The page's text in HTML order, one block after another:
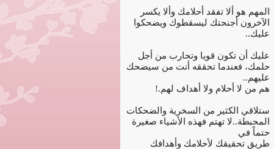
المهم هو ألا تفقد أحلامك وألا يكسر
الآخرون أجنحتك ليسقطوك ويضحكوا
عليك..
عليك أن تكون قويا وتحارب من أجل
حلمك، فعندما تحققه أنت من سيضحك
عليهم..
هم من لا أحلام ولا أهداف لهم.!
ستلاقي الكثير من السخرية والضحكات
المحبطة..لا تهتم فهذه الأشياء صغيرة
حتماً في
طريق تحقيقك لأحلامك وأهدافك